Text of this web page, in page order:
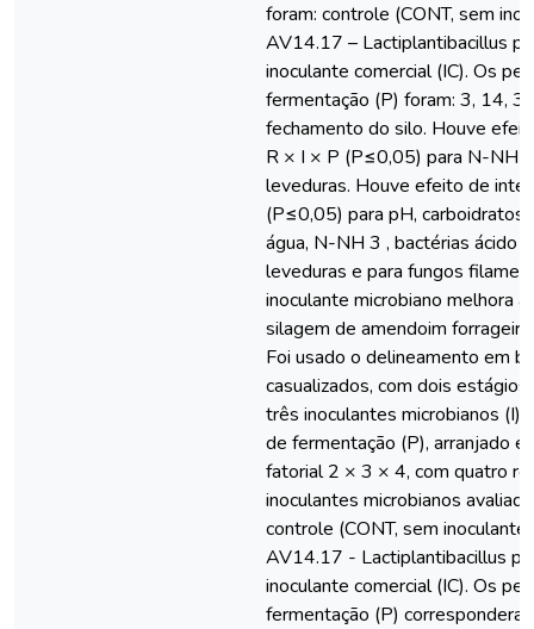
foram: controle (CONT, sem
AV14.17 – Lactiplantibacillus
inoculante comercial (IC). Os
fermentação (P) foram: 3, 14,
fechamento do silo. Houve
R × I × P (P≤0,05) para N-NH
leveduras. Houve efeito de
(P≤0,05) para pH, carboidratos
água, N-NH 3 , bactérias ácido
leveduras e para fungos
inoculante microbiano melhora
silagem de amendoim
Foi usado o delineamento em
casualizados, com dois
três inoculantes microbianos
de fermentação (P), arranjado
fatorial 2 × 3 × 4, com quatro
inoculantes microbianos
controle (CONT, sem
AV14.17 - Lactiplantibacillus
inoculante comercial (IC). Os
fermentação (P)